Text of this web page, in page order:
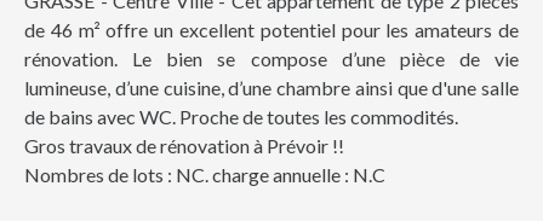
de 46 m² offre un excellent potentiel pour les amateurs de
rénovation. Le bien se compose d’une pièce de vie
lumineuse, d’une cuisine, d’une chambre ainsi que d'une salle
de bains avec WC. Proche de toutes les commodités.
Gros travaux de rénovation à Prévoir !!
Nombres de lots : NC. charge annuelle : N.C